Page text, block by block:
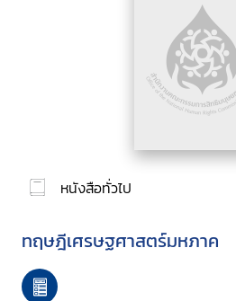
หนังสือทั่วไป
ทฤษฎีเศรษฐศาสตร์มหภาค